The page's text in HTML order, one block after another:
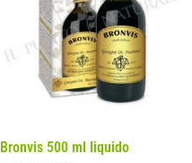
Bronvis 500 ml liquido